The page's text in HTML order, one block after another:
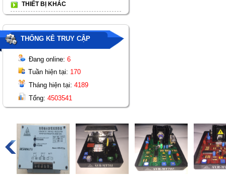
THIẾT BỊ KHÁC
THỐNG KÊ TRUY CẬP
Đang online: 6
Tuần hiện tại: 170
Tháng hiện tại: 4189
Tổng: 4503541